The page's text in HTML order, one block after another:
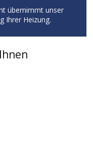
übernimmt unser
Ihrer Heizung.